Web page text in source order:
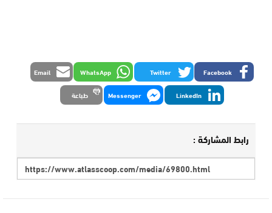
Facebook
Twitter
WhatsApp
Email
LinkedIn
Messenger طباعة
رابط المشاركة :